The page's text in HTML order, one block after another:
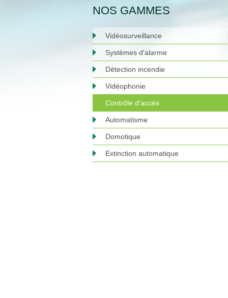
NOS GAMMES
Vidéosurveillance
Systèmes d'alarme
Détection incendie
Vidéophonie
Contrôle d'accès
Automatisme
Domotique
Extinction automatique